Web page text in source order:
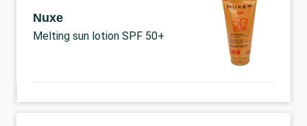
Nuxe
Melting sun lotion SPF 50+